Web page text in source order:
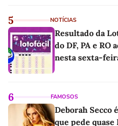
5 NOTÍCIAS
Resultado da
do DF, PA e RO
nesta sexta-
6 FAMOSOS
Deborah Secco
que pede quase